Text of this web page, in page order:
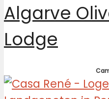
Algarve
Lodge